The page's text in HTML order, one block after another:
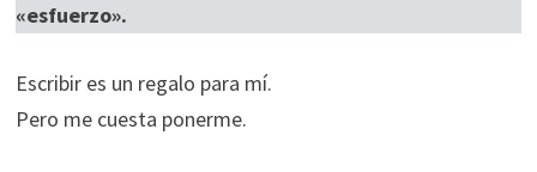
«esfuerzo».
Escribir es un regalo para mí.
Pero me cuesta ponerme.